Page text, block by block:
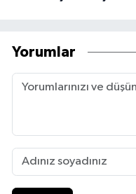
Yorumlar